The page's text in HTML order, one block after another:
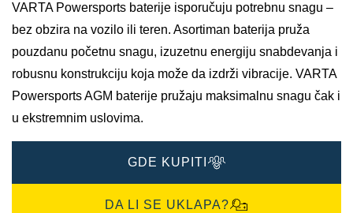
VARTA Powersports baterije isporučuju potrebnu snagu –
bez obzira na vozilo ili teren. Asortiman baterija pruža
pouzdanu početnu snagu, izuzetnu energiju snabdevanja i
robusnu konstrukciju koja može da izdrži vibracije. VARTA
Powersports AGM baterije pružaju maksimalnu snagu čak i
u ekstremnim uslovima.
GDE KUPITI
DA LI SE UKLAPA?